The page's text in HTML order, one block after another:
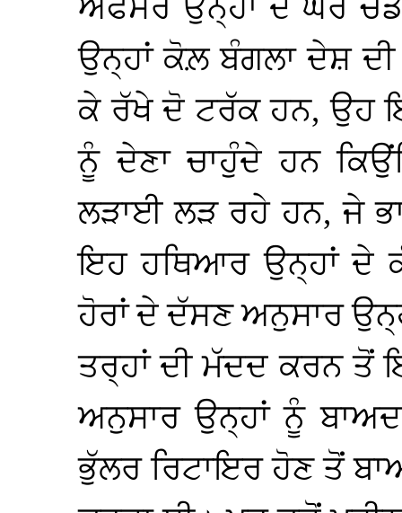
ਅਫਸਰ ਉਨ੍ਹਾਂ ਦੇ ਘਰ
ਉਨ੍ਹਾਂ ਕੋਲ਼ ਬੰਗਲਾ ਦੇਸ਼
ਕੇ ਰੱਖੇ ਦੋ ਟਰੱਕ ਹਨ, ਉਹ
ਨੂੰ ਦੇਣਾ ਚਾਹੁੰਦੇ ਹਨ
ਲੜਾਈ ਲੜ ਰਹੇ ਹਨ, ਜੇ
ਇਹ ਹਥਿਆਰ ਉਨ੍ਹਾਂ ਦੇ
ਹੋਰਾਂ ਦੇ ਦੱਸਣ ਅਨੁਸਾਰ
ਤਰ੍ਹਾਂ ਦੀ ਮੱਦਦ ਕਰਨ ਤੋਂ
ਅਨੁਸਾਰ ਉਨ੍ਹਾਂ ਨੂੰ
ਭੁੱਲਰ ਰਿਟਾਇਰ ਹੋਣ ਤੋਂ